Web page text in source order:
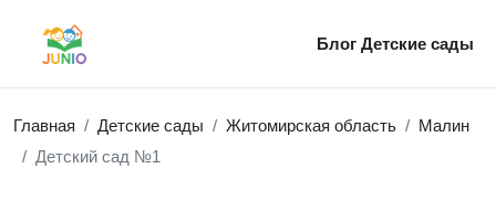
Блог Детские сады
Главная Детские сады Житомирская область
Малин
Детский сад №1